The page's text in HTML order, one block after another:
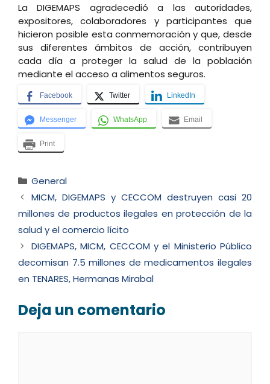
La DIGEMAPS agradecedió a las autoridades,
expositores, colaboradores y participantes que
hicieron posible esta conmemoración y que, desde
sus diferentes ámbitos de acción, contribuyen
cada día a proteger la salud de la población
mediante el acceso a alimentos seguros.
Facebook Twitter LinkedIn
Messenger WhatsApp Email
Print
Categorías
General
MICM, DIGEMAPS y CECCOM destruyen casi 20
millones de productos ilegales en protección de la
salud y el comercio lícito
DIGEMAPS, MICM, CECCOM y el Ministerio Público
decomisan 7.5 millones de medicamentos ilegales
en TENARES, Hermanas Mirabal
Deja un comentario